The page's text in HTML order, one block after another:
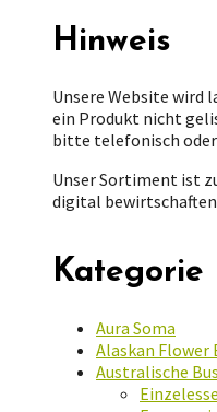
Hinweis
Unsere Website wird
ein Produkt nicht
bitte telefonisch oder
Unser Sortiment ist
digital
Kategorie
Aura Soma
Alaskan Flower
Australische